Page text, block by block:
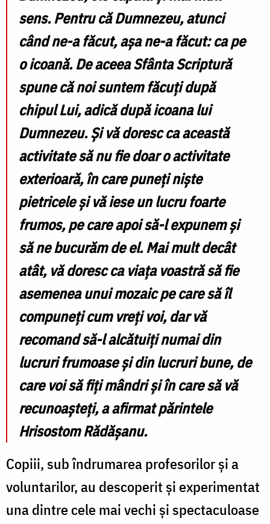
sens. Pentru că Dumnezeu, atunci
când ne-a făcut, așa ne-a făcut: ca pe
o icoană. De aceea Sfânta Scriptură
spune că noi suntem făcuți după
chipul Lui, adică după icoana lui
Dumnezeu. Și vă doresc ca această
activitate să nu fie doar o activitate
exterioară, în care puneți niște
pietricele și vă iese un lucru foarte
frumos, pe care apoi să-l expunem și
să ne bucurăm de el. Mai mult decât
atât, vă doresc ca viața voastră să fie
asemenea unui mozaic pe care să îl
compuneți cum vreți voi, dar vă
recomand să-l alcătuiți numai din
lucruri frumoase și din lucruri bune, de
care voi să fiți mândri și în care să vă
recunoașteți, a afirmat părintele
Hrisostom Rădășanu.
Copiii, sub îndrumarea profesorilor și a
voluntarilor, au descoperit şi experimentat
una dintre cele mai vechi şi spectaculoase